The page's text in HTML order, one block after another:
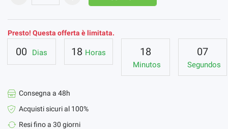
Presto! Questa offerta è limitata.
00 Dias 18 Horas 18
Minutos
06
Segundos
Consegna a 48h
Acquisti sicuri al 100%
Resi fino a 30 giorni